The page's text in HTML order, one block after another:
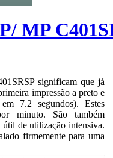
MP
significam que já
impressão a preto e
7.2 segundos). Estes
minuto. São também
útil de utilização intensiva.
firmemente para uma